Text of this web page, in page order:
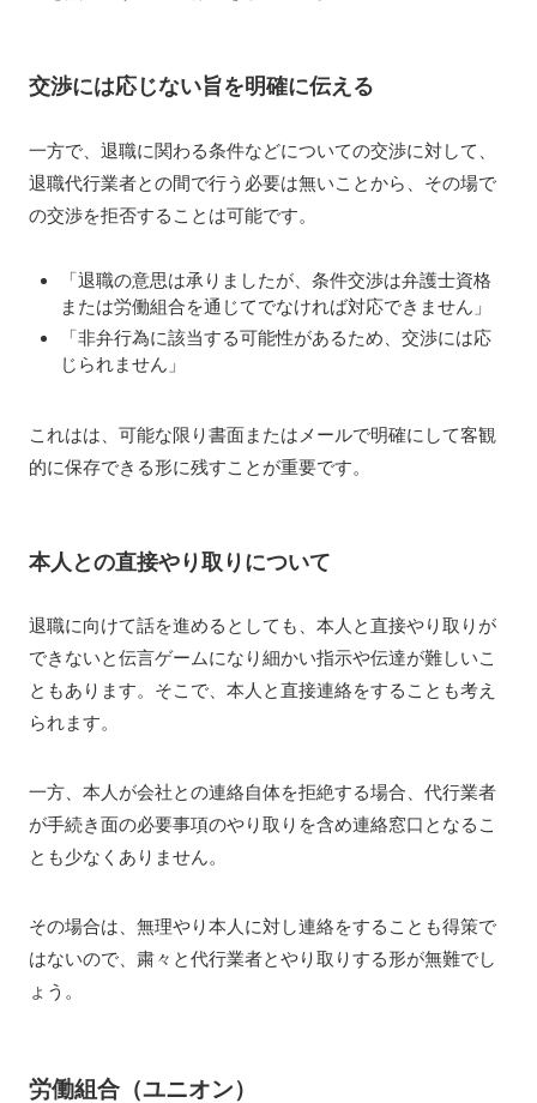
交渉には応じない旨を明確に伝える
一方で、退職に関わる条件などについての交渉に対して、
退職代行業者との間で行う必要は無いことから、その場で
の交渉を拒否することは可能です。
「退職の意思は承りましたが、条件交渉は弁護士資格
または労働組合を通じてでなければ対応できません」
「非弁行為に該当する可能性があるため、交渉には応
じられません」
これはは、可能な限り書面またはメールで明確にして客観
的に保存できる形に残すことが重要です。
本人との直接やり取りについて
退職に向けて話を進めるとしても、本人と直接やり取りが
できないと伝言ゲームになり細かい指示や伝達が難しいこ
ともあります。そこで、本人と直接連絡をすることも考え
られます。
一方、本人が会社との連絡自体を拒絶する場合、代行業者
が手続き面の必要事項のやり取りを含め連絡窓口となるこ
とも少なくありません。
その場合は、無理やり本人に対し連絡をすることも得策で
はないので、粛々と代行業者とやり取りする形が無難でし
ょう。
労働組合（ユニオン）